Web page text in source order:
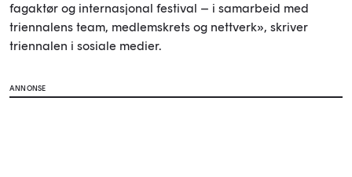
fagaktør og internasjonal festival – i samarbeid med
triennalens team, medlemskrets og nettverk», skriver
triennalen i sosiale medier.
ANNONSE